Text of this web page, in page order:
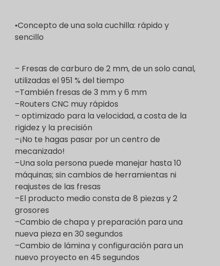
•Concepto de una sola cuchilla: rápido y
sencillo
– Fresas de carburo de 2 mm, de un solo canal,
utilizadas el 951 % del tiempo
–También fresas de 3 mm y 6 mm
–Routers CNC muy rápidos
– optimizado para la velocidad, a costa de la
rigidez y la precisión
–¡No te hagas pasar por un centro de
mecanizado!
–Una sola persona puede manejar hasta 10
máquinas; sin cambios de herramientas ni
reajustes de las fresas
–El producto medio consta de 8 piezas y 2
grosores
–Cambio de chapa y preparación para una
nueva pieza en 30 segundos
–Cambio de lámina y configuración para un
nuevo proyecto en 45 segundos